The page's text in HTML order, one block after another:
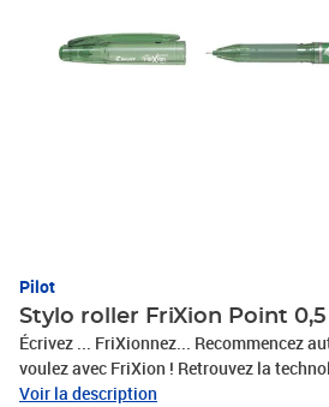
Pilot
Stylo roller FriXion Point
Écrivez ... FriXionnez... Recommencez
voulez avec FriXion ! Retrouvez la
écriture fine, Ce roller pointe Hi-tec
Voir la description